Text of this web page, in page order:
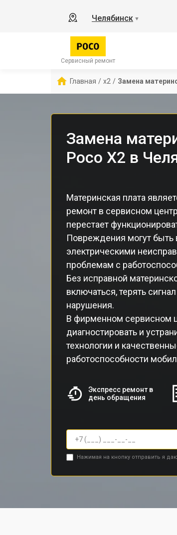
Челябинск ▼
Сервисный ремонт
Главная / x2 / Замена
Замена
Poco X2 в
Материнская плата
ремонт в сервисном
перестает
Повреждения могут быть
электрическими
проблемам с
Без исправной
включаться, терять
нарушения.
В фирменном сервисном
диагностировать и
технологии и
работоспособности
Экспресс ремонт в
день обращения
Нажимая на кнопку отправить я